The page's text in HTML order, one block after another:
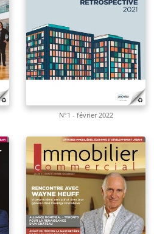
N°1 - février 2022